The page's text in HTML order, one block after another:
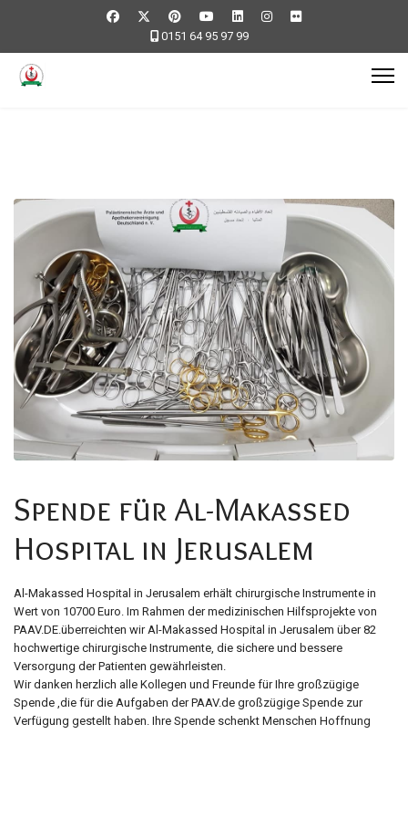
0151 64 95 97 99
Spende für Al-Makassed
Hospital in Jerusalem
Al-Makassed Hospital in Jerusalem erhält chirurgische Instrumente in
Wert von 10700 Euro. Im Rahmen der medizinischen Hilfsprojekte von
PAAV.DE.überreichten wir Al-Makassed Hospital in Jerusalem über 82
hochwertige chirurgische Instrumente, die sichere und bessere
Versorgung der Patienten gewährleisten.
Wir danken herzlich alle Kollegen und Freunde für Ihre großzügige
Spende ,die für die Aufgaben der PAAV.de großzügige Spende zur
Verfügung gestellt haben. Ihre Spende schenkt Menschen Hoffnung